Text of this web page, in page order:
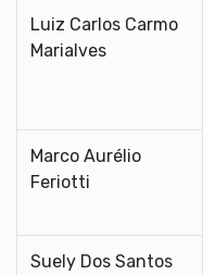
Luiz Carlos Carmo
Marialves
Marco Aurélio
Feriotti
Suely Dos Santos